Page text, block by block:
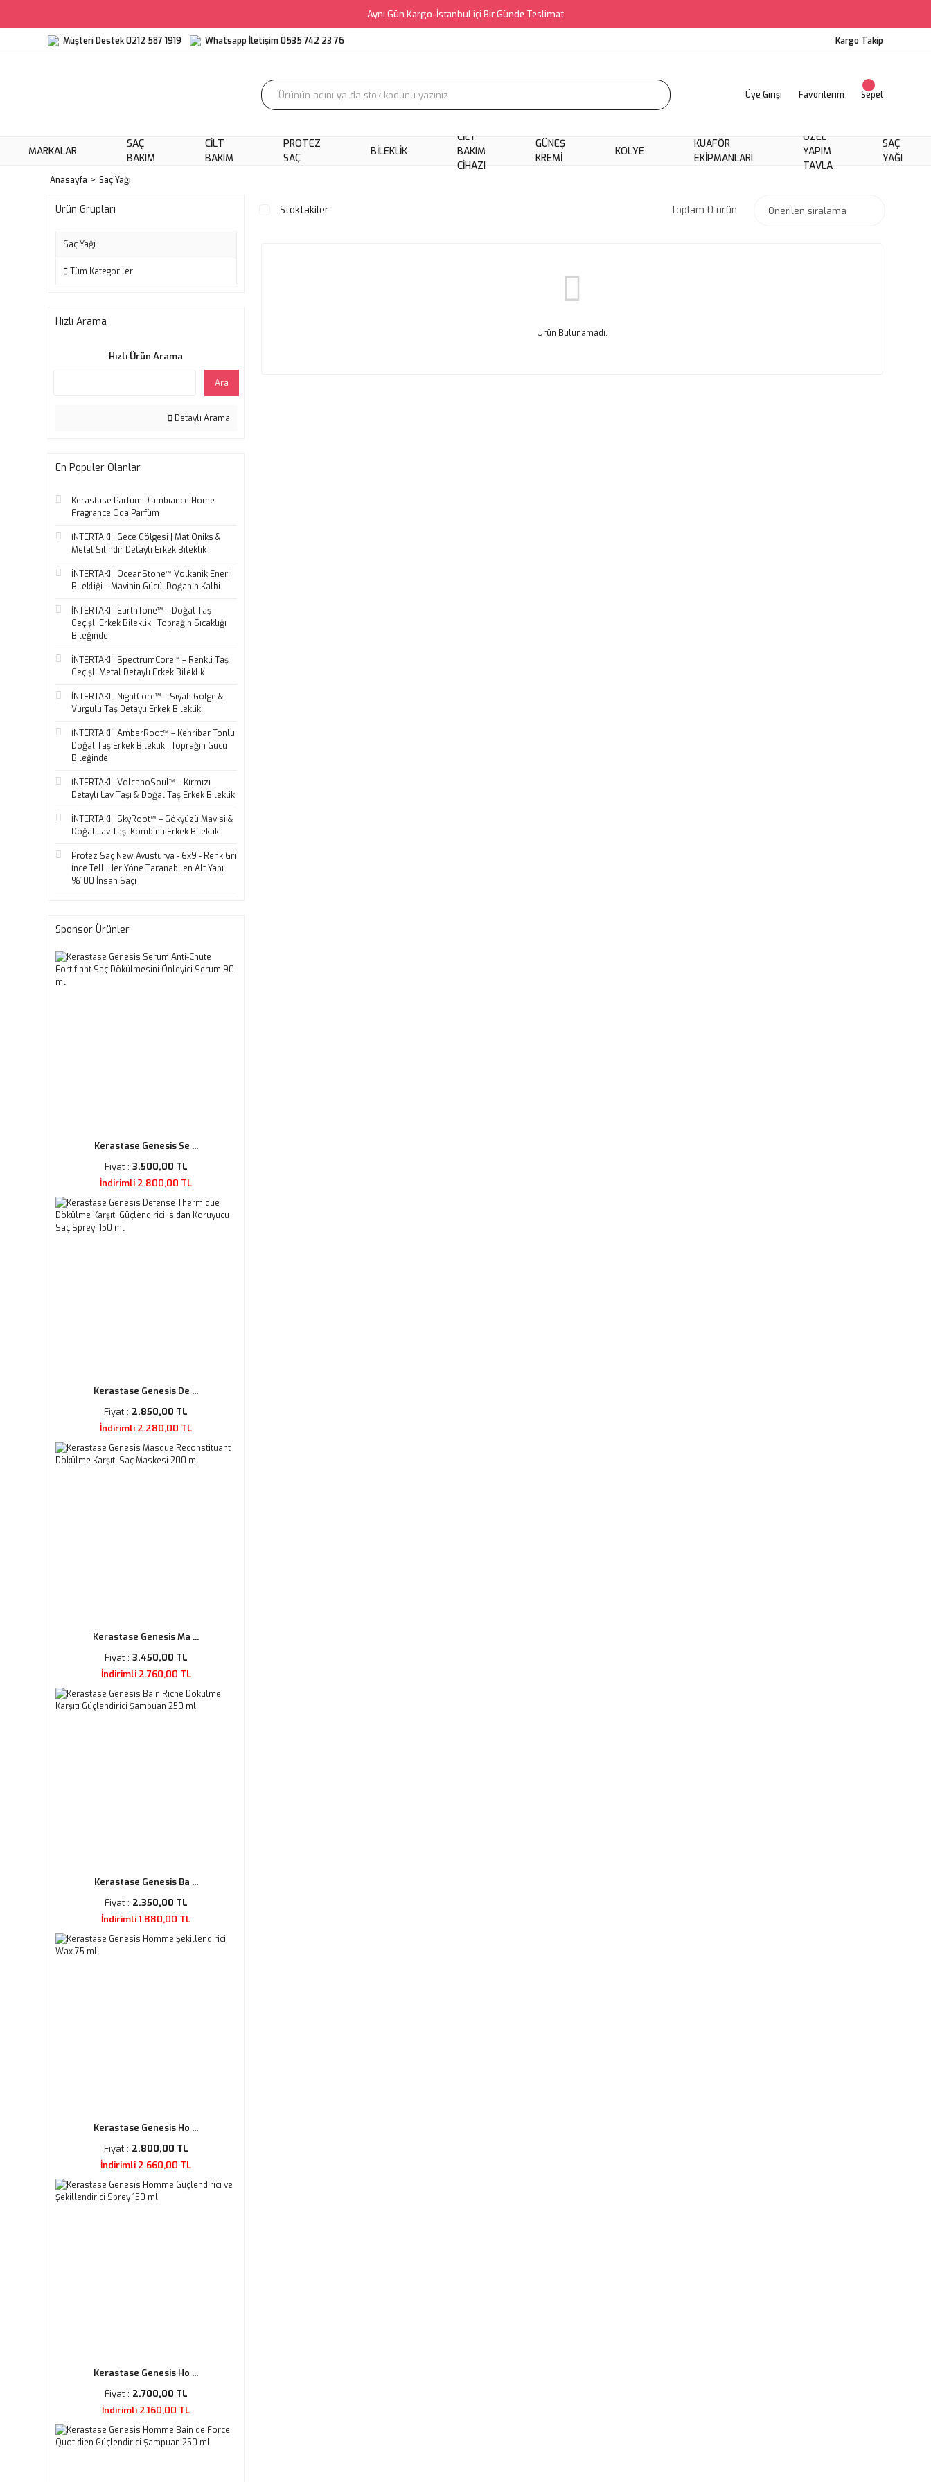
Aynı Gün Kargo-İstanbul içi Bir Günde Teslimat
Müşteri Destek 0212 587 1919 Whatsapp İletişim 0535 742 23 76 Kargo Takip
Üye Girişi Favorilerim Sepet
MARKALAR
SAÇ
BAKIM
CILT
BAKIM
PROTEZ
SAÇ
BILEKLIK
CILT
BAKIM
CIHAZI
GÜNEŞ
KREMI
KOLYE
KUAFÖR
EKIPMANLARI
ÖZEL
YAPIM
TAVLA
SAÇ
YAĞI
Anasayfa Saç Yağı
Ürün Grupları
Saç Yağı
Tüm Kategoriler
Hızlı Arama
Hızlı Ürün Arama
Ara
Detaylı Arama
En Populer Olanlar
Kerastase Parfum D'ambıance Home
Fragrance Oda Parfüm
İNTERTAKI | Gece Gölgesi | Mat Oniks &
Metal Silindir Detaylı Erkek Bileklik
İNTERTAKI | OceanStone™ Volkanik Enerji
Bilekliği – Mavinin Gücü, Doğanın Kalbi
İNTERTAKI | EarthTone™ – Doğal Taş
Geçişli Erkek Bileklik | Toprağın Sıcaklığı
Bileğinde
İNTERTAKI | SpectrumCore™ – Renkli Taş
Geçişli Metal Detaylı Erkek Bileklik
İNTERTAKI | NightCore™ – Siyah Gölge &
Vurgulu Taş Detaylı Erkek Bileklik
İNTERTAKI | AmberRoot™ – Kehribar Tonlu
Doğal Taş Erkek Bileklik | Toprağın Gücü
Bileğinde
İNTERTAKI | VolcanoSoul™ – Kırmızı
Detaylı Lav Taşı & Doğal Taş Erkek Bileklik
İNTERTAKI | SkyRoot™ – Gökyüzü Mavisi &
Doğal Lav Taşı Kombinli Erkek Bileklik
Protez Saç New Avusturya - 6x9 - Renk Gri
İnce Telli Her Yöne Taranabilen Alt Yapı
%100 İnsan Saçı
Sponsor Ürünler
Kerastase Genesis Se ...
Fiyat : 3.500,00 TL
İndirimli 2.800,00 TL
Kerastase Genesis De ...
Fiyat : 2.850,00 TL
İndirimli 2.280,00 TL
Kerastase Genesis Ma ...
Fiyat : 3.450,00 TL
İndirimli 2.760,00 TL
Kerastase Genesis Ba ...
Fiyat : 2.350,00 TL
İndirimli 1.880,00 TL
Kerastase Genesis Ho ...
Fiyat : 2.800,00 TL
İndirimli 2.660,00 TL
Kerastase Genesis Ho ...
Fiyat : 2.700,00 TL
İndirimli 2.160,00 TL
Stoktakiler Toplam 0 ürün
Ürün Bulunamadı.